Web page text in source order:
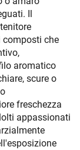
Il
composti che
aromatico
scure o
freschezza
appassionati